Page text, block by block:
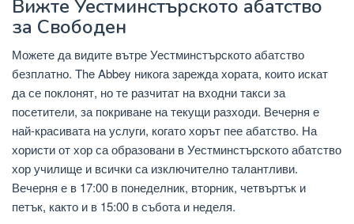
Вижте Уестминстърското абатство
за Свободен
Можете да видите вътре Уестминстърското абатство
безплатно. The Abbey никога зарежда хората, които искат
да се поклонят, но те разчитат на входни такси за
посетители, за покриване на текущи разходи. Вечерня е
най-красивата на услуги, когато хорът пее абатство. На
хористи от хор са образовани в Уестминстърското абатство
хор училище и всички са изключително талантливи.
Вечерня е в 17:00 в понеделник, вторник, четвъртък и
петък, както и в 15:00 в събота и неделя.